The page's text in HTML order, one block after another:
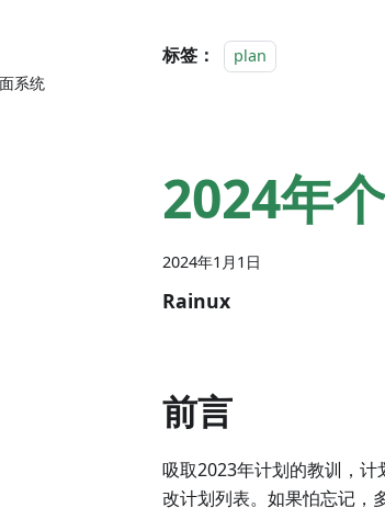
系统
标签： plan
2024年
2024年1月1日
Rainux
前言
吸取2023年计划的教训，
改计划列表。如果怕忘记，